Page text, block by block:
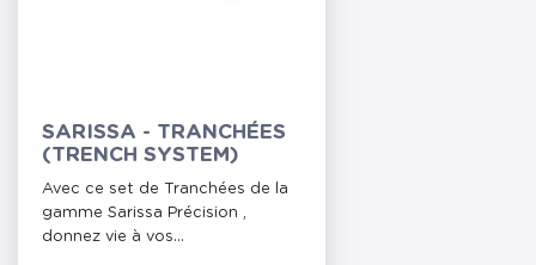
SARISSA - TRANCHÉES
(TRENCH SYSTEM)
Avec ce set de Tranchées de la
gamme Sarissa Précision ,
donnez vie à vos...